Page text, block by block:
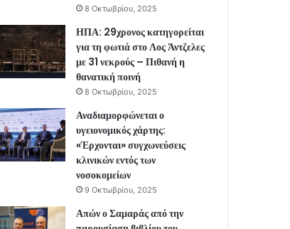
8 Οκτωβρίου, 2025
ΗΠΑ: 29χρονος κατηγορείται
για τη φωτιά στο Λος Άντζελες
με 31 νεκρούς – Πιθανή η
θανατική ποινή
8 Οκτωβρίου, 2025
Αναδιαμορφώνεται ο
υγειονομικός χάρτης:
«Έρχονται» συγχωνεύσεις
κλινικών εντός των
νοσοκομείων
9 Οκτωβρίου, 2025
Απών ο Σαμαράς από την